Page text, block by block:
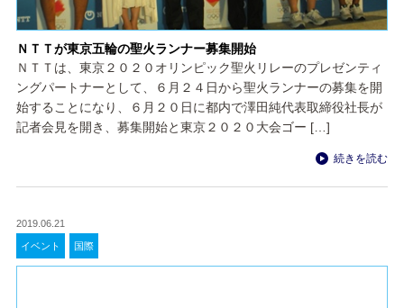
ＮＴＴが東京五輪の聖火ランナー募集開始
ＮＴＴは、東京２０２０オリンピック聖火リレーのプレゼンティ
ングパートナーとして、６月２４日から聖火ランナーの募集を開
始することになり、６月２０日に都内で澤田純代表取締役社長が
記者会見を開き、募集開始と東京２０２０大会ゴー […]
続きを読む
2019.06.21
イベント 国際